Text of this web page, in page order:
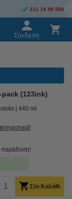
211 19 98 568
Σύνδεση
pack (123ink)
440 ml
παράδοση!
Στο Καλάθι